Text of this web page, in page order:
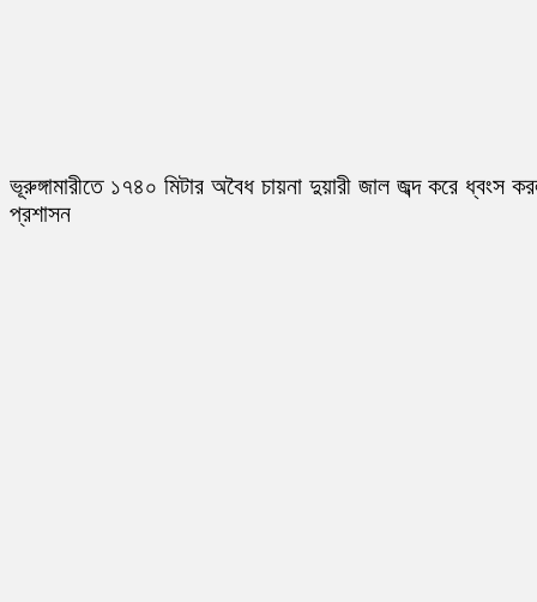
ভূরুঙ্গামারীতে ১৭৪০ মিটার অবৈধ চায়না দুয়ারী জাল জব্দ করে ধ্বংস
প্রশাসন